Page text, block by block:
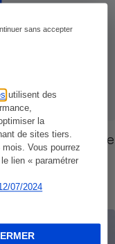
utilisent des
la
de sites tiers.
Vous pourrez
lien « paramétrer
07/2024
sans accepter
hôtels en forte